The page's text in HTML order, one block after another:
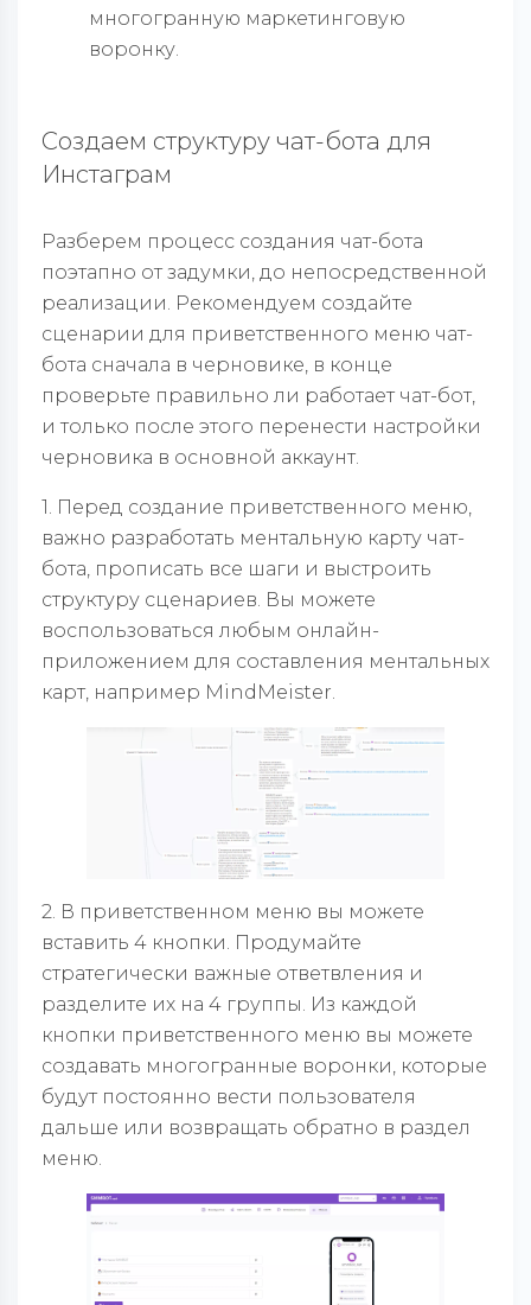
многогранную маркетинговую
воронку.
Создаем структуру чат-бота для
Инстаграм
Разберем процесс создания чат-бота
поэтапно от задумки, до непосредственной
реализации. Рекомендуем создайте
сценарии для приветственного меню чат-
бота сначала в черновике, в конце
проверьте правильно ли работает чат-бот,
и только после этого перенести настройки
черновика в основной аккаунт.
1. Перед создание приветственного меню,
важно разработать ментальную карту чат-
бота, прописать все шаги и выстроить
структуру сценариев. Вы можете
воспользоваться любым онлайн-
приложением для составления ментальных
карт, например MindMeister.
2. В приветственном меню вы можете
вставить 4 кнопки. Продумайте
стратегически важные ответвления и
разделите их на 4 группы. Из каждой
кнопки приветственного меню вы можете
создавать многогранные воронки, которые
будут постоянно вести пользователя
дальше или возвращать обратно в раздел
меню.